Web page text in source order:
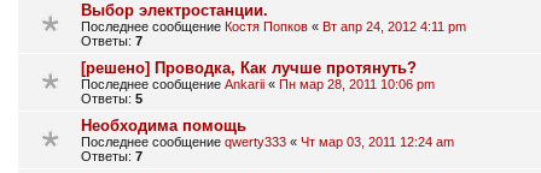
Выбор электростанции.
Последнее сообщение Костя Попков « Вт апр 24, 2012 4:11 pm
Ответы: 7
[решено] Проводка, Как лучше протянуть?
Последнее сообщение Ankarii « Пн мар 28, 2011 10:06 pm
Ответы: 5
Необходима помощь
Последнее сообщение qwerty333 « Чт мар 03, 2011 12:24 am
Ответы: 7